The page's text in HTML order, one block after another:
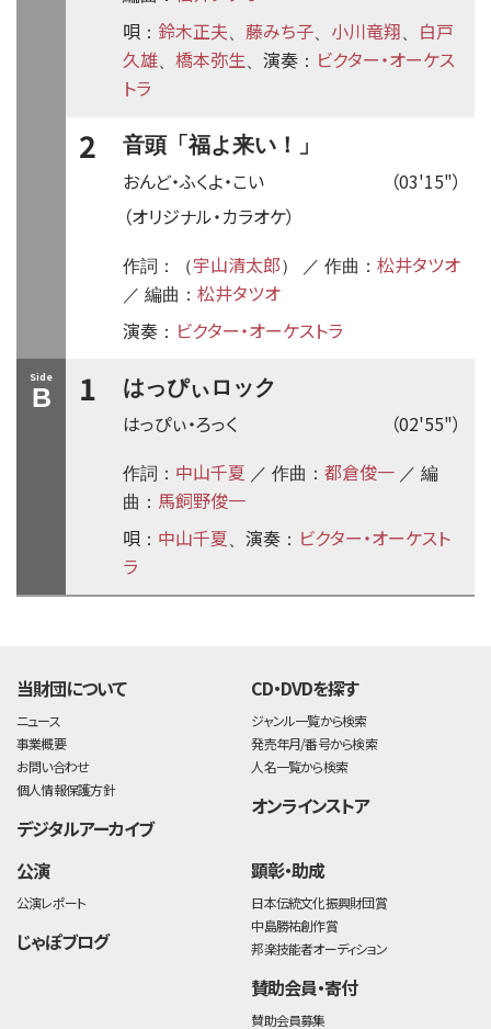
唄 ： 鈴木正夫 藤みち子 小川竜翔
白戸
久雄
橋本弥生 演奏 ： ビクター・オーケス
トラ
2 音頭「福よ来い！」
（03'15"）
おんど・ふくよ・こい
（オリジナル・カラオケ）
作詞：（宇山清太郎） ／ 作曲： 松井タツオ
／ 編曲： 松井タツオ
演奏 ： ビクター・オーケストラ
Side
B 1 はっぴぃロック
（02'55"）
はっぴぃ・ろっく
作詞： 中山千夏 ／ 作曲： 都倉俊一 ／ 編
曲： 馬飼野俊一
唄 ： 中山千夏 演奏 ： ビクター・オーケスト
ラ
当財団について
ニュース
事業概要
お問い合わせ
個人情報保護方針
デジタルアーカイブ
CD・DVDを探す
ジャンル一覧から検索
発売年月/番号から検索
人名一覧から検索
オンラインストア
公演
公演レポート
じゃぽブログ
顕彰・助成
日本伝統文化振興財団賞
中島勝祐創作賞
邦楽技能者オーディション
賛助会員・寄付
賛助会員募集